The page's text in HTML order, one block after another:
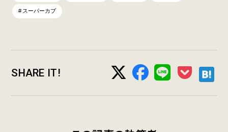
スーパーカブ
SHARE IT!